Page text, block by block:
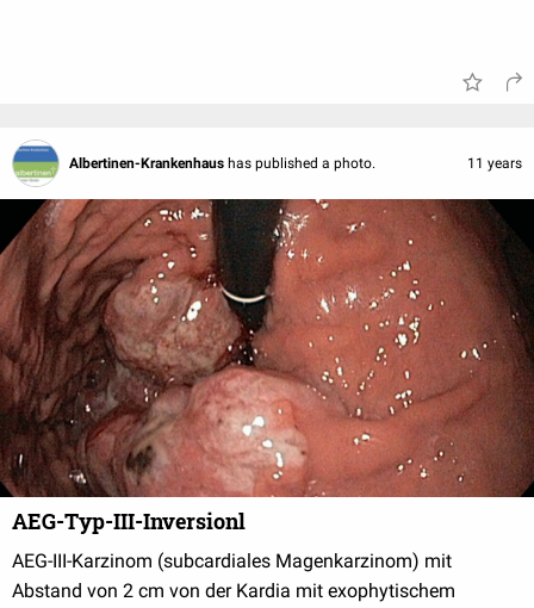
Albertinen-Krankenhaus has published a photo. 11 years
AEG-Typ-III-Inversionl
AEG-III-Karzinom (subcardiales Magenkarzinom) mit
Abstand von 2 cm von der Kardia mit exophytischem